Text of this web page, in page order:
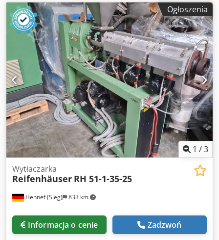
Ogłoszenia
1 /3
Hennef (Sieg) 833 km
Wytłaczarka
Reifenhäuser RH 51-1-35-25
Informacja o cenie Zadzwoń